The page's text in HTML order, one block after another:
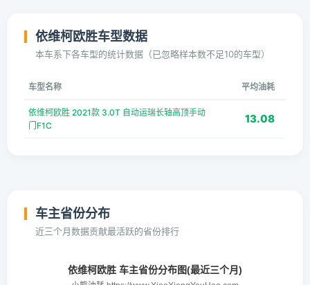
依维柯欧胜车型数据
本车系下各车型的统计数据（已忽略样本数不足10的车型）
车型名称 平均油耗
依维柯欧胜 2021款 3.0T 自动运瑞长轴高顶手动
门F1C
13.08
车主省份分布
近三个月数据贡献最活跃的省份排行